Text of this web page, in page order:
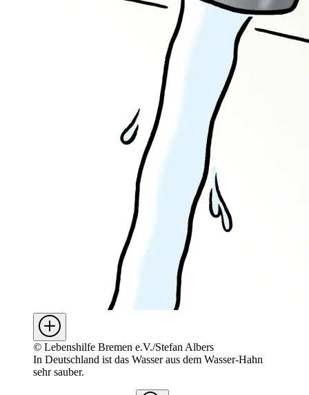
© Lebenshilfe Bremen e.V./Stefan Albers
In Deutschland ist das Wasser aus dem Wasser-Hahn
sehr sauber.